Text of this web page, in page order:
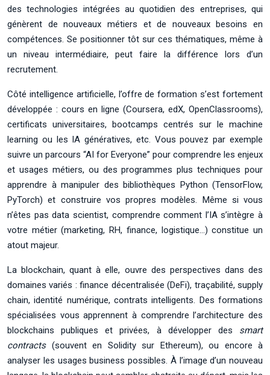
des technologies intégrées au quotidien des entreprises, qui
génèrent de nouveaux métiers et de nouveaux besoins en
compétences. Se positionner tôt sur ces thématiques, même à
un niveau intermédiaire, peut faire la différence lors d’un
recrutement.
Côté intelligence artificielle, l’offre de formation s’est fortement
développée : cours en ligne (Coursera, edX, OpenClassrooms),
certificats universitaires, bootcamps centrés sur le machine
learning ou les IA génératives, etc. Vous pouvez par exemple
suivre un parcours “AI for Everyone” pour comprendre les enjeux
et usages métiers, ou des programmes plus techniques pour
apprendre à manipuler des bibliothèques Python (TensorFlow,
PyTorch) et construire vos propres modèles. Même si vous
n’êtes pas data scientist, comprendre comment l’IA s’intègre à
votre métier (marketing, RH, finance, logistique…) constitue un
atout majeur.
La blockchain, quant à elle, ouvre des perspectives dans des
domaines variés : finance décentralisée (DeFi), traçabilité, supply
chain, identité numérique, contrats intelligents. Des formations
spécialisées vous apprennent à comprendre l’architecture des
blockchains publiques et privées, à développer des smart
contracts(souvent en Solidity sur Ethereum), ou encore à
analyser les usages business possibles. À l’image d’un nouveau